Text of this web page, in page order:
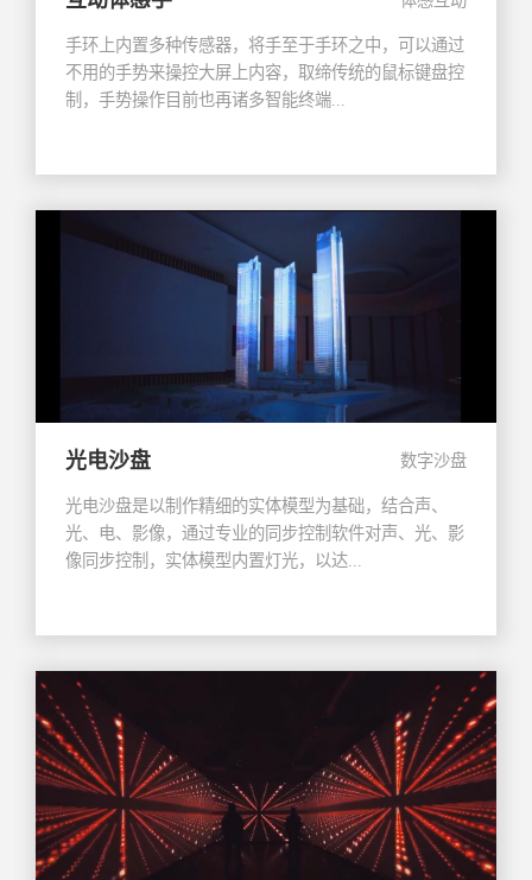
手环上内置多种传感器，将手至于手环之中，可以通过
不用的手势来操控大屏上内容，取缔传统的鼠标键盘控
制，手势操作目前也再诸多智能终端...
光电沙盘 数字沙盘
光电沙盘是以制作精细的实体模型为基础，结合声、
光、电、影像，通过专业的同步控制软件对声、光、影
像同步控制，实体模型内置灯光，以达...